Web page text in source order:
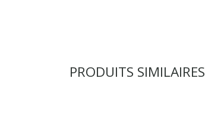
PRODUITS SIMILAIRES